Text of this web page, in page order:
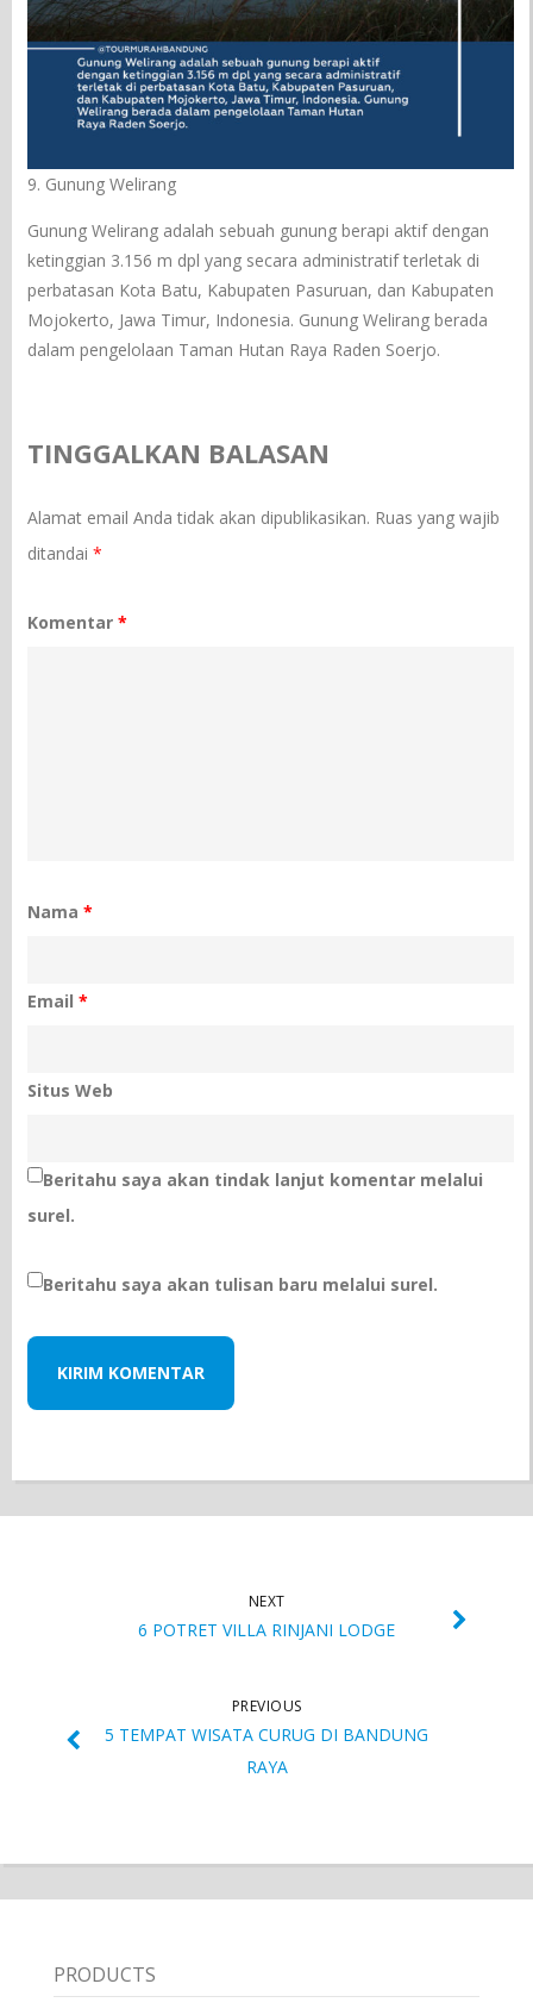
9. Gunung Welirang
Gunung Welirang adalah sebuah gunung berapi aktif dengan
ketinggian 3.156 m dpl yang secara administratif terletak di
perbatasan Kota Batu, Kabupaten Pasuruan, dan Kabupaten
Mojokerto, Jawa Timur, Indonesia. Gunung Welirang berada
dalam pengelolaan Taman Hutan Raya Raden Soerjo.
TINGGALKAN BALASAN
Alamat email Anda tidak akan dipublikasikan. Ruas yang wajib
ditandai*
Komentar*
Nama*
Email*
Situs Web
Beritahu saya akan tindak lanjut komentar melalui
surel.
Beritahu saya akan tulisan baru melalui surel.
NEXT
6 POTRET VILLA RINJANI LODGE
PREVIOUS
5 TEMPAT WISATA CURUG DI BANDUNG
RAYA
PRODUCTS